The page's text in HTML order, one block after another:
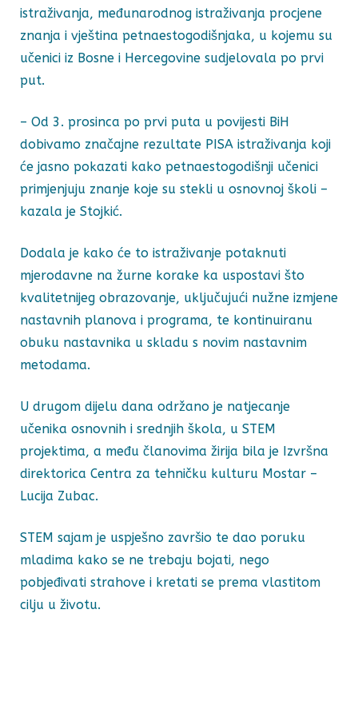
istraživanja, međunarodnog istraživanja procjene
znanja i vještina petnaestogodišnjaka, u kojemu su
učenici iz Bosne i Hercegovine sudjelovala po prvi
put.
– Od 3. prosinca po prvi puta u povijesti BiH
dobivamo značajne rezultate PISA istraživanja koji
će jasno pokazati kako petnaestogodišnji učenici
primjenjuju znanje koje su stekli u osnovnoj školi –
kazala je Stojkić.
Dodala je kako će to istraživanje potaknuti
mjerodavne na žurne korake ka uspostavi što
kvalitetnijeg obrazovanje, uključujući nužne izmjene
nastavnih planova i programa, te kontinuiranu
obuku nastavnika u skladu s novim nastavnim
metodama.
U drugom dijelu dana održano je natjecanje
učenika osnovnih i srednjih škola, u STEM
projektima, a među članovima žirija bila je Izvršna
direktorica Centra za tehničku kulturu Mostar –
Lucija Zubac.
STEM sajam je uspješno završio te dao poruku
mladima kako se ne trebaju bojati, nego
pobjeđivati strahove i kretati se prema vlastitom
cilju u životu.